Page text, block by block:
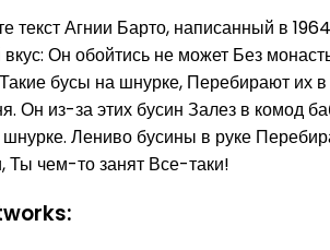
текст Агнии Барто, написанный в
Он обойтись не может Без
бусы на шнурке, Перебирают
Он из-за этих бусин Залез в комод
шнурке. Лениво бусины в руке
Ты чем-то занят Все-таки!